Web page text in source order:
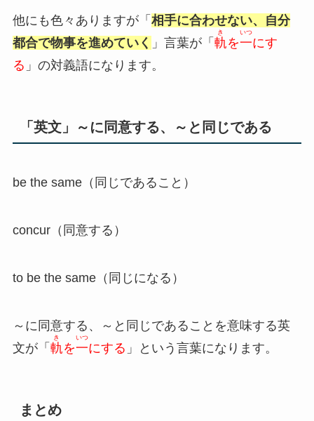
他にも色々ありますが「 相手に合わせない、自分
都合で物事を進めていく 」言葉が「 軌
き
を一
いつ
にす
る 」の対義語になります。
「英文」～に同意する、～と同じである
be the same（同じであること）
concur（同意する）
to be the same（同じになる）
～に同意する、～と同じであることを意味する英
文が「 軌
き
を一
いつ
にする 」という言葉になります。
まとめ